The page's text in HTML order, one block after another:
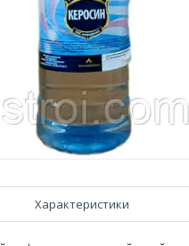
Характеристики